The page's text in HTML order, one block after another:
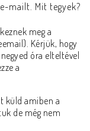
mailt. Mit tegyek?
meg a
Kérjük, hogy
óra elteltével
a
küld amiben a
de még nem